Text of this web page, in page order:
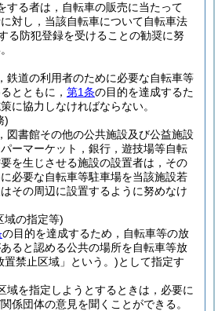
する者は，自転車の販売に当たって
対し，当該自転車について自転車法
る防犯登録を受けることの勧奨に努
鉄道の利用者のために必要な自転車等
とともに， 第1条の目的を達成するた
に協力しなければならない。
)
図書館その他の公共施設及び公益施設
ーマーケット，銀行，遊技場等自転
を生じさせる施設の設置者は，その
必要な自転車等駐車場を当該施設若
その周辺に設置するように努めなけ
域の指定等)
の目的を達成するため，自転車等の放
ると認める公共の場所を自転車等放
置禁止区域」という。)として指定す
域を指定しようとするときは，必要に
係団体の意見を聞くことができる。